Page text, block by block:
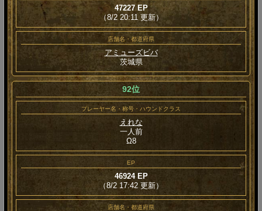
47227 EP
（8/2 20:11 更新）
店舗名・都道府県
アミューズビバ
茨城県
92位
プレーヤー名・称号・ハウンドクラス
えれな
一人前
Ω8
EP
46924 EP
（8/2 17:42 更新）
店舗名・都道府県